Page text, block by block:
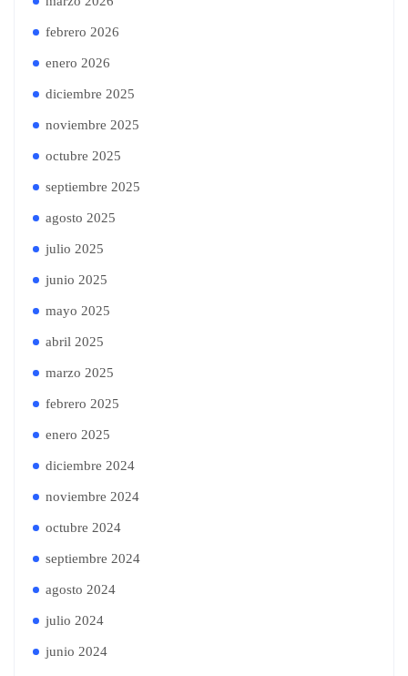
febrero 2026
enero 2026
diciembre 2025
noviembre 2025
octubre 2025
septiembre 2025
agosto 2025
julio 2025
junio 2025
mayo 2025
abril 2025
marzo 2025
febrero 2025
enero 2025
diciembre 2024
noviembre 2024
octubre 2024
septiembre 2024
agosto 2024
julio 2024
junio 2024